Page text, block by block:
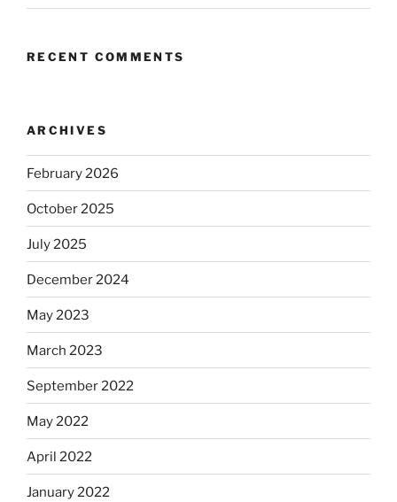
RECENT COMMENTS
ARCHIVES
February 2026
October 2025
July 2025
December 2024
May 2023
March 2023
September 2022
May 2022
April 2022
January 2022